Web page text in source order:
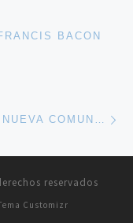
BACON
LA ERA DE LA REVOLUCIÒN – LA NUEVA COMUNIDAD CIENTÍFICA
reservados
Customizr